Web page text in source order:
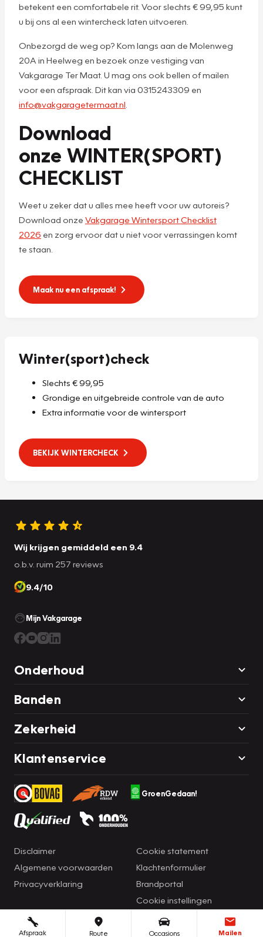
betekent een comfortabele rit. Voor slechts € 99,95 kunt
u bij ons al een wintercheck laten uitvoeren.
Onbezorgd de weg op? Kom langs aan de Molenweg
20A in Heelweg en bezoek onze vestiging van
Vakgarage Ter Maat. U mag ons ook bellen of mailen
voor een afspraak. Dit kan via 0315243309 en
info@vakgaragetermaat.nl
Download
onze WINTER(SPORT)
CHECKLIST
Weet u zeker dat u alles mee heeft voor uw autoreis?
Download onze Vakgarage Wintersport Checklist
2026 en zorg ervoor dat u niet voor verrassingen komt
te staan.
Maak nu een afspraak!
Winter(sport)check
Slechts € 99,95
Grondige en uitgebreide controle van de auto
Extra informatie voor de wintersport
BEKIJK WINTERCHECK
Afspraak Route Occasions Mailen
Wij krijgen gemiddeld een 9.4
o.b.v. ruim 257 reviews
9.4/10
Mijn Vakgarage
Onderhoud
Banden
Zekerheid
Klantenservice
GroenGedaan!
Disclaimer
Algemene voorwaarden
Privacyverklaring
Cookie statement
Klachtenformulier
Brandportal
Cookie instellingen